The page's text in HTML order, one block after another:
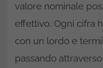
valore nominale
effettivo. Ogni cifra
con un lordo e
passando